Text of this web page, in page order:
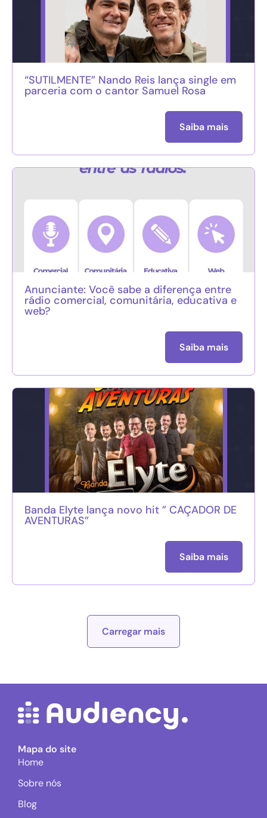
“SUTILMENTE” Nando Reis lança single em
parceria com o cantor Samuel Rosa
Saiba mais
Anunciante: Você sabe a diferença entre
rádio comercial, comunitária, educativa e
web?
Saiba mais
Banda Elyte lança novo hit ” CAÇADOR DE
AVENTURAS”
Saiba mais
Carregar mais
Mapa do site
Home
Sobre nós
Blog